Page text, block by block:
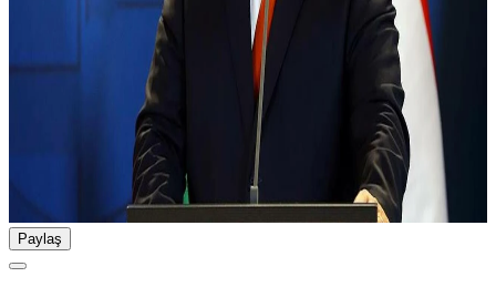
Paylaş